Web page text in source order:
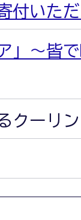
付いた
」～皆
クーリ